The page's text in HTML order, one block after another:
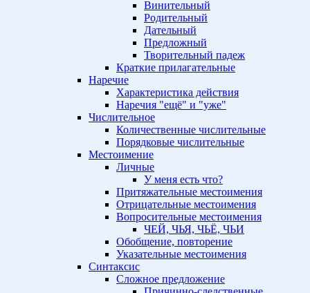
Винительный
Родительный
Дательный
Предложный
Творительный падеж
Краткие прилагательные
Наречие
Характеристика действия
Наречия "ещё" и "уже"
Числительное
Количественные числительные
Порядковые числительные
Местоимение
Личные
У меня есть что?
Притяжательные местоимения
Отрицательные местоимения
Вопросительные местоимения
ЧЕЙ, ЧЬЯ, ЧЬЁ, ЧЬИ
Обобщение, повторение
Указательные местоимения
Синтаксис
Сложное предложение